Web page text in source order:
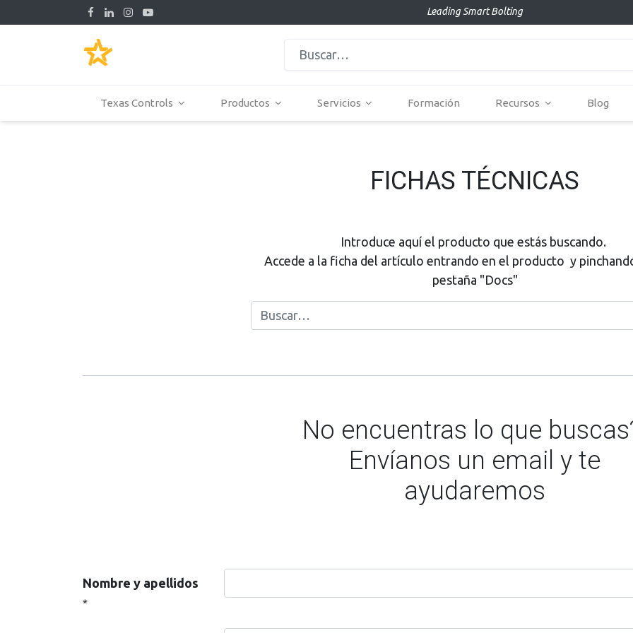
Leading Smart Bolting
Texas Controls Productos Servicios Formación Recursos Blog
FICHAS TÉCNICAS
Introduce aquí el producto que estás buscando.
Accede a la ficha del artículo entrando en el producto y
pestaña "Docs"
No encuentras lo que
Envíanos un email y te
ayudaremos
Nombre y apellidos
*